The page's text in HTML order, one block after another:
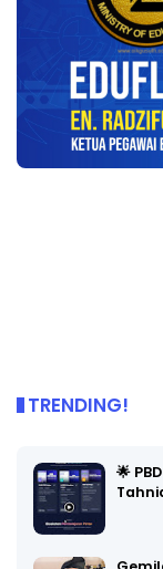
TRENDING!
🌟